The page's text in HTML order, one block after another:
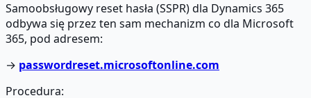
Samoobsługowy reset hasła (SSPR) dla Dynamics 365
odbywa się przez ten sam mechanizm co dla Microsoft
365, pod adresem:
→ passwordreset.microsoftonline.com
Procedura: